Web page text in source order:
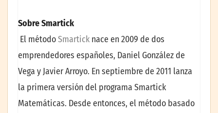
Sobre Smartick
El métodoSmartick nace en 2009 de dos
emprendedores españoles, Daniel González de
Vega y Javier Arroyo. En septiembre de 2011 lanza
la primera versión del programa Smartick
Matemáticas. Desde entonces, el método basado